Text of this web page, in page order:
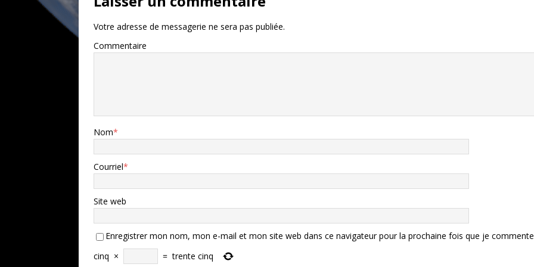
Votre adresse de messagerie ne sera pas publiée.
Commentaire
Nom*
Courriel*
Site web
Enregistrer mon nom, mon e-mail et mon site web dans ce navigateur pour la prochaine fois que je
cinq × = trente cinq